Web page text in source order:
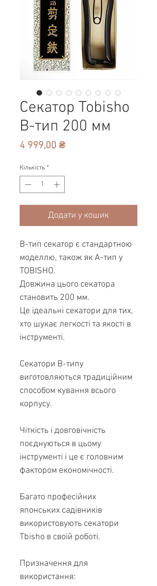
Секатор Tobisho
B-тип 200 мм
4 999,00 ₴Ціна
Кількість *
Додати у кошик
B-тип секатор є стандартною
моделлю, також як A-тип у
TOBISHO.
Довжина цього секатора
становить 200 мм.
Це ідеальні секатори для тих,
хто шукає легкості та якості в
інструменті.
Секатори B-типу
виготовляються традиційним
способом кування всього
корпусу.
Чіткість і довговічність
поєднуються в цьому
інструменті і це є головним
фактором економічності.
Багато професійних
японських садівників
використовують секатори
Tbisho в своій роботі.
Призначення для
використання: